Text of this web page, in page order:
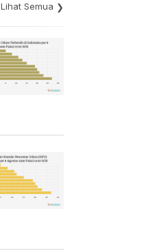
Lihat Semua